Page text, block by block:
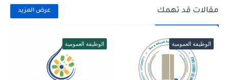
مقالات قد تهمك عرض المزيد
الوظيفة العمومية الوظيفة العمومية